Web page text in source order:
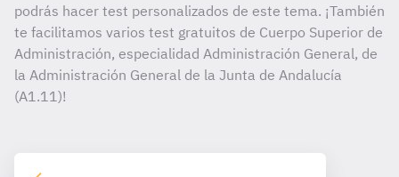
podrás hacer test personalizados de este tema. ¡También
te facilitamos varios test gratuitos de Cuerpo Superior de
Administración, especialidad Administración General, de
la Administración General de la Junta de Andalucía
(A1.11)!